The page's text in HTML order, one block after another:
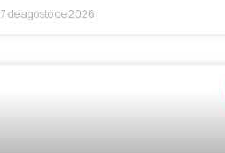
7 de agosto de 2026